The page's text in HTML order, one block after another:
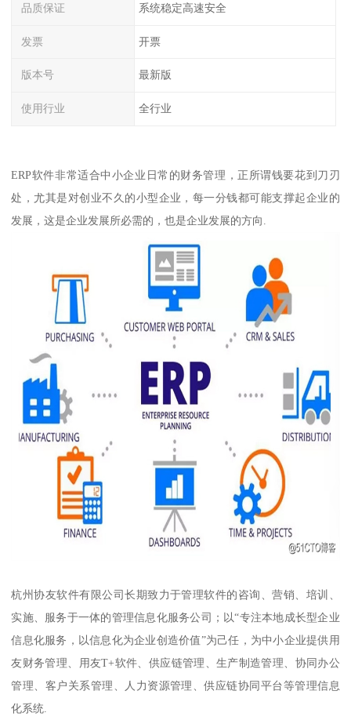
品质保证 系统稳定高速安全
发票 开票
版本号 最新版
使用行业 全行业
ERP软件非常适合中小企业日常的财务管理，正所谓钱要花到刀刃
处，尤其是对创业不久的小型企业，每一分钱都可能支撑起企业的
发展，这是企业发展所必需的，也是企业发展的方向.
杭州协友软件有限公司长期致力于管理软件的咨询、营销、培训、
实施、服务于一体的管理信息化服务公司；以“专注本地成长型企业
信息化服务，以信息化为企业创造价值”为己任，为中小企业提供用
友财务管理、用友T+软件、供应链管理、生产制造管理、协同办公
管理、客户关系管理、人力资源管理、供应链协同平台等管理信息
化系统.